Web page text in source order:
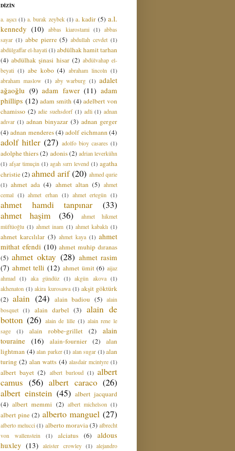
DİZİN
a. aşıcı (1) a. burak zeybek (1) a. kadir (5) a.l.
kennedy (10) abbas kiarostami (1) abbas
sayar (1) abbe pierre (5) abdullah cevdet (1)
abdülgaffar el-hayati(1)abdülhak hamit tarhan
(4) abdülhak şinasi hisar (2) abdülvahap el-
beyati (1) abe kobo (4) abraham lincoln (1)
abraham maslow (1) aby warburg (1) adalet
ağaoğlu (9) adam fawer (11) adam
phillips (12) adam smith (4) adelbert von
chamisso (2) adie suehsdorf (1) adli (1) adnan
adıvar (1) adnan binyazar (3) adnan gerger
(4) adnan menderes(4) adolf eichmann (4)
adolf hitler (27) adolfo bioy casares (1)
adolphe thiers(2) adonis(2) adrian leverkühn
(1) afşar timuçin (1) agah sırrı levend (1) agatha
christie(2) ahmed arif (20) ahmed qurie
(1) ahmet ada (4) ahmet altan (5) ahmet
cemal (1) ahmet erhan (1) ahmet ertegün (1)
ahmet hamdi tanpınar
(33)
ahmet haşim
(36)
ahmet hikmet
müftüoğlu (1) ahmet inam (1) ahmet kabaklı (1)
ahmet karcılılar (3) ahmet kaya (1) ahmet
mithat efendi (10) ahmet muhip dıranas
(5) ahmet oktay (28) ahmet rasim
(7) ahmet telli (12) ahmet ümit (6) aijaz
ahmad (1) aka gündüz (1) akgün akova (1)
akhenaton (1) akira kurosawa (1) akşit göktürk
(2) alain (24) alain badiou (5) alain
bosquet (1) alain darbel (3)
alain de
botton (26) alain de lille (1) alain rene le
sage
(1) alain robbe-grillet (2)
alain
touraine (16) alain-fournier (2)
alan
lightman (4) alan parker (1) alan sugar (1) alan
turing (2) alan watts (4) alasdair mcintyre (1)
albert bayet (2) albert burloud (1) albert
camus (56) albert caraco (26)
albert einstein (45) albert jacquard
(4) albert memmi (2) albert michelson (1)
albert pine (2) alberto manguel (27)
alberto melucci (1) alberto moravia (3) albrecht
von wallenstein
(1) alciatus (6)
aldous
huxley (13) aleister crowley (1) alejandro